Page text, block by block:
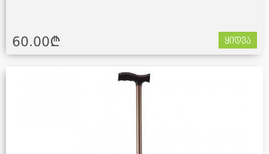
60.00¢ ყიდვა